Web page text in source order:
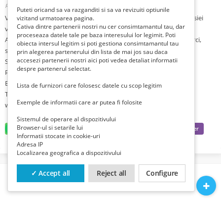
Romania, Sibiu, Sibiu, Publicat 6 zile în urmă
Va oferim arcuri cu foi, foi de arc si solutii pentru intarirea suspensiei
vehiculelor utilitare.
Arcuri cu foi pentru pickup-uri, furgonete, dube, camioane, remorci,
semiremorci, autorulote, etc...
Stocuri mari, livrare nationala, preturi mici.
Pentru informatii suplimentare, va rugam sa ne contactati:
E-mail : info@rch-federn.eu
Tel: 0376 448 620
www.arcuri-cu-foi.ro
Puteti oricand sa va razganditi si sa va revizuiti optiunile
vizitand urmatoarea pagina.
Cativa dintre partenerii nostri nu cer consimtamantul tau, dar
proceseaza datele tale pe baza interesului lor legimit. Poti
obiecta intersul legitim si poti gestiona consimtamantul tau
prin alegerea partenerului din lista de mai jos sau daca
accesezi partenerii nostri aici poti vedea detaliat informatii
despre partenerul selectat.
Lista de furnizori care folosesc datele cu scop legitim
Exemple de informatii care ar putea fi folosite
Sistemul de operare al dispozitivului
Browser-ul si setarile lui
Informatii stocate in cookie-uri
Adresa IP
Localizarea geografica a dispozitivului
✓ Accept all Reject all Configure